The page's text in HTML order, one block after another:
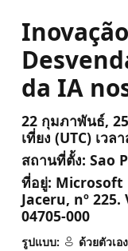
da IA
22 กุมภาพันธ์,
เที่ยง (UTC) เวล
สถานที่ตั้ง: Sao
ที่อยู่: Microsoft
Jaceru, nº
04705-000
รูปแบบ: ด้วยตัวเอ